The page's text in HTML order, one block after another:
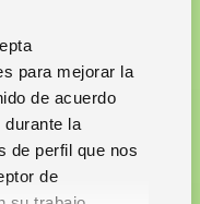
para mejorar la
de acuerdo
la
de perfil que nos
de